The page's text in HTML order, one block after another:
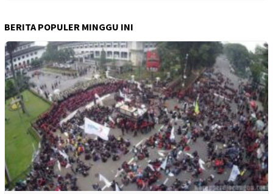
BERITA POPULER MINGGU INI